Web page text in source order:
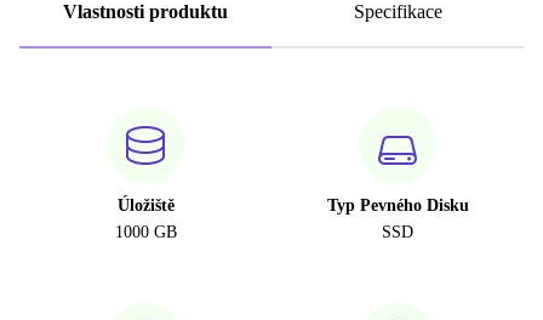
Vlastnosti produktu Specifikace
Úložiště
1000 GB
Typ Pevného Disku
SSD